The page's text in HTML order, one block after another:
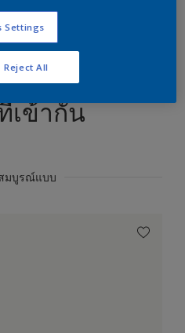
เข้ากัน
มบูรณ์แบบ
Settings
Reject All